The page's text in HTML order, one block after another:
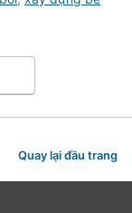
Quay lại đầu trang